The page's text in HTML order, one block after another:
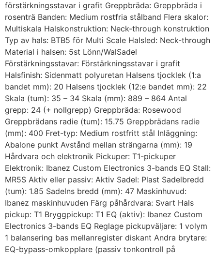
förstärkningsstavar i grafit Greppbräda: Greppbräda i
rosenträ Banden: Medium rostfria stålband Flera skalor:
Multiskala Halskonstruktion: Neck-through konstruktion
Typ av hals: BTB5 för Multi Scale Halsled: Neck-through
Material i halsen: 5st Lönn/WalSadel
Förstärkningsstavar: Förstärkningsstavar i grafit
Halsfinish: Sidenmatt polyuretan Halsens tjocklek (1:a
bandet mm): 20 Halsens tjocklek (12:e bandet mm): 22
Skala (tum): 35 – 34 Skala (mm): 889 – 864 Antal
grepp: 24 (+ nollgrepp) Greppbräda: Rosewood
Greppbrädans radie (tum): 15.75 Greppbrädans radie
(mm): 400 Fret-typ: Medium rostfritt stål Inläggning:
Abalone punkt Avstånd mellan strängarna (mm): 19
Hårdvara och elektronik Pickuper: T1-pickuper
Elektronik: Ibanez Custom Electronics 3-bands EQ Stall:
MR5S Aktiv eller passiv: Aktiv Sadel: Plast Sadelbredd
(tum): 1.85 Sadelns bredd (mm): 47 Maskinhuvud:
Ibanez maskinhuvuden Färg påhårdvara: Svart Hals
pickup: T1 Bryggpickup: T1 EQ (aktiv): Ibanez Custom
Electronics 3-bands EQ Reglage pickupväljare: 1 volym
1 balansering bas mellanregister diskant Andra brytare:
EQ-bypass-omkopplare (passiv tonkontroll på